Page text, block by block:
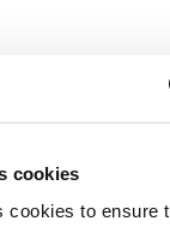
cookies
cookies to ensure